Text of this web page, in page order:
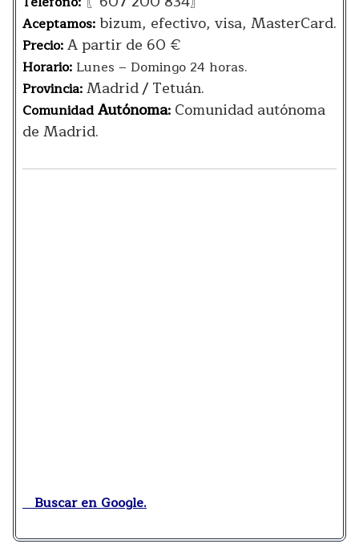
Aceptamos:bizum, efectivo, visa, MasterCard.
Precio:A partir de 60 €
Horario: Lunes – Domingo 24 horas.
Provincia:Madrid / Tetuán.
ComunidadAutónoma: Comunidad autónoma
de Madrid.
Buscar en Google.